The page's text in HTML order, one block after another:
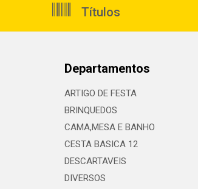
Títulos
Departamentos
ARTIGO DE FESTA
BRINQUEDOS
CAMA,MESA E BANHO
CESTA BASICA 12
DESCARTAVEIS
DIVERSOS